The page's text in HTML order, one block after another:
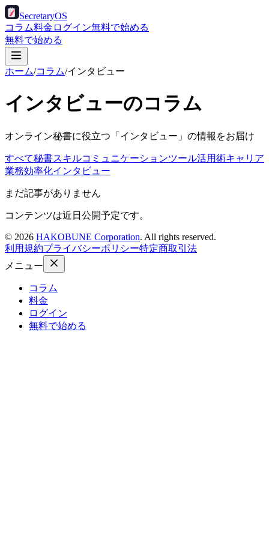
SecretaryOS
コラム料金 ログイン無料で始める
無料で始める
ホーム/コラム/インタビュー
インタビューのコラム
オンライン秘書に役立つ「 インタビュー 」の情報をお届け
すべて秘書スキルコミュニケーションツール活用術キャリア
業務効率化インタビュー
まだ記事がありません
コンテンツは近日公開予定です。
© 2026 HAKOBUNE Corporation. All rights reserved.
利用規約プライバシーポリシー特定商取引法
メニュー
コラム
料金
ログイン
無料で始める